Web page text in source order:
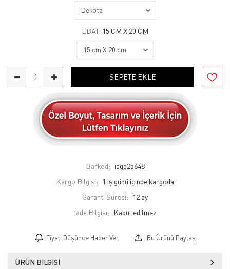
EBAT: 15 CM X 20 CM
SEPETE EKLE
Barkod: isgg25648
Kargo Bilgisi:
1 iş günü içinde kargoda
Garanti Süresi:
12 ay
İade Bilgisi:
Fiyatı Düşünce Haber Ver Bu Ürünü Paylaş
ÜRÜN BILGISI